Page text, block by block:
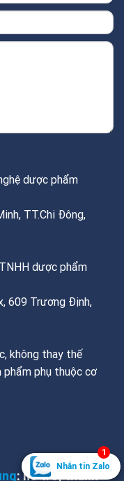
dược phẩm
TT.Chi Đông,
dược phẩm
609 Trương Định,
không thay thế
phẩm phụ thuộc cơ
: hỗ trợ, thanh
Nhắn tin Zalo
1